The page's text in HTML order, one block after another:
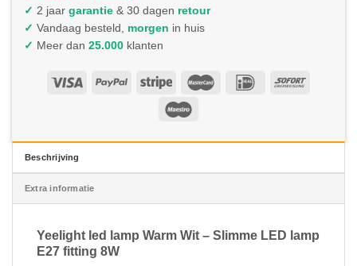
✓ 2 jaar garantie & 30 dagen retour
✓ Vandaag besteld, morgen in huis
✓ Meer dan 25.000 klanten
Beschrijving
Extra informatie
Yeelight led lamp Warm Wit – Slimme LED lamp
E27 fitting 8W